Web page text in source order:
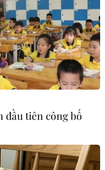
điểm tốt cho
đầu tiên công bố